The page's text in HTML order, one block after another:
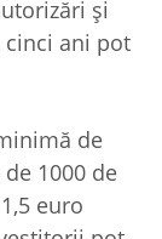
şi
cinci ani pot
de
1000 de
euro